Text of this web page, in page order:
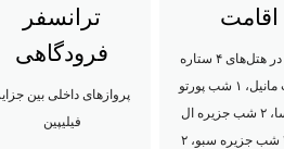
اقامت
اقامت در هتل‌های ۴ ستاره
(۱ شب مانیل، ۱ شب پورتو
پرنسسا، ۲ شب جزیره ال
نیدو، ۲ شب جزیره سبو، ۲
ترانسفر
فرودگاهی
پروازهای داخلی بین جزایر
فیلیپین